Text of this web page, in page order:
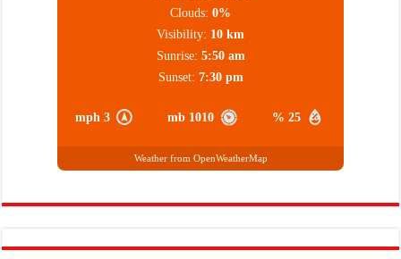
25 %
1010 mb
3 mph
Clouds: 0%
Visibility: 10 km
Sunrise: 5:50 am
Sunset: 7:30 pm
Weather from OpenWeatherMap